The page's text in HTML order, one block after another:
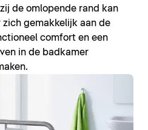
de omlopende rand kan
gemakkelijk aan de
comfort en een
in de badkamer